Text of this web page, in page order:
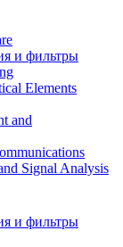
и фильтры
Elements
and
Signal Analysis
и фильтры